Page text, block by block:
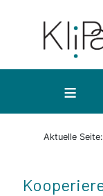
≡
Aktuelle Seite: